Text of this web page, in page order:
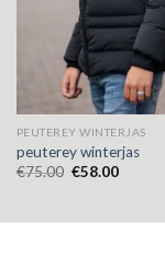
PEUTEREY WINTERJAS
peuterey winterjas
€75.00 €58.00